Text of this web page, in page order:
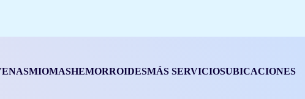
MIOMASHEMORROIDESMÁS SERVICIOSUBICACIONES